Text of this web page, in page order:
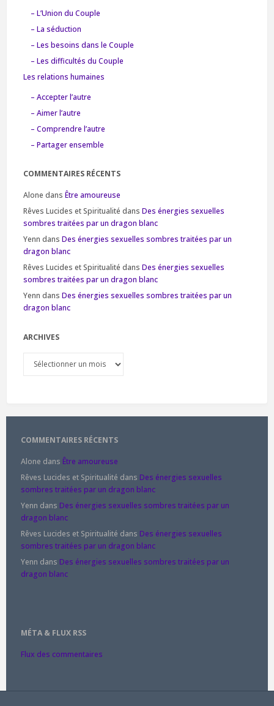
– L’Union du Couple
– La séduction
– Les besoins dans le Couple
– Les difficultés du Couple
Les relations humaines
– Accepter l’autre
– Aimer l’autre
– Comprendre l’autre
– Partager ensemble
COMMENTAIRES RÉCENTS
Alone dans Être amoureuse
Rêves Lucides et Spiritualité dans Des énergies sexuelles
sombres traitées par un dragon blanc
Yenn dans Des énergies sexuelles sombres traitées par un
dragon blanc
Rêves Lucides et Spiritualité dans Des énergies sexuelles
sombres traitées par un dragon blanc
Yenn dans Des énergies sexuelles sombres traitées par un
dragon blanc
ARCHIVES
COMMENTAIRES RÉCENTS
Alone dans Être amoureuse
Rêves Lucides et Spiritualité dans Des énergies sexuelles
sombres traitées par un dragon blanc
Yenn dans Des énergies sexuelles sombres traitées par un
dragon blanc
Rêves Lucides et Spiritualité dans Des énergies sexuelles
sombres traitées par un dragon blanc
Yenn dans Des énergies sexuelles sombres traitées par un
dragon blanc
MÉTA & FLUX RSS
Flux des commentaires